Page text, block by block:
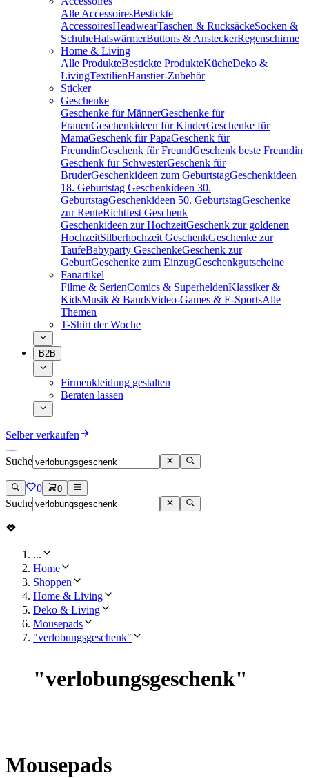
Alle AccessoiresBestickte
AccessoiresHeadwearTaschen & RucksäckeSocken &
SchuheHalswärmerButtons & AnsteckerRegenschirme
Home & Living
Alle ProdukteBestickte ProdukteKücheDeko &
LivingTextilienHaustier-Zubehör
Sticker
Geschenke
Geschenke für MännerGeschenke für
FrauenGeschenkideen für KinderGeschenke für
MamaGeschenk für PapaGeschenk für
FreundinGeschenk für FreundGeschenk beste Freundin
Geschenk für SchwesterGeschenk für
BruderGeschenkideen zum GeburtstagGeschenkideen
18. Geburtstag Geschenkideen 30.
GeburtstagGeschenkideen 50. GeburtstagGeschenke
zur RenteRichtfest Geschenk
Geschenkideen zur HochzeitGeschenk zur goldenen
HochzeitSilberhochzeit GeschenkGeschenke zur
TaufeBabyparty GeschenkeGeschenk zur
GeburtGeschenke zum EinzugGeschenkgutscheine
Fanartikel
Filme & SerienComics & SuperheldenKlassiker &
KidsMusik & BandsVideo-Games & E-SportsAlle
Themen
T-Shirt der Woche
B2B
Firmenkleidung gestalten
Beraten lassen
Selber verkaufen
Suche
0 0
Suche
...
Home
Shoppen
Home & Living
Deko & Living
Mousepads
"verlobungsgeschenk"
"verlobungsgeschenk"
Mousepads